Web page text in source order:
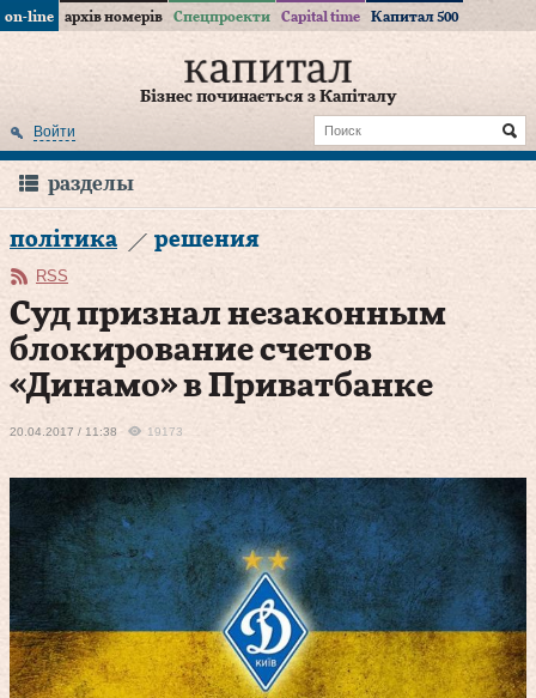
on-line архів номерів Спецпроекти Capital time Капитал 500
Бізнес починається з Капіталу
Войти
разделы
політика решения
RSS
Суд признал незаконным
блокирование счетов
«Динамо» в Приватбанке
20.04.2017 / 11:38 19173